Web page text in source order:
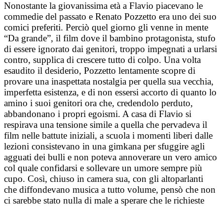
Nonostante la giovanissima età a Flavio piacevano le
commedie del passato e Renato Pozzetto era uno dei suo
comici preferiti. Perciò quel giorno gli venne in mente
“Da grande”, il film dove il bambino protagonista, stufo
di essere ignorato dai genitori, troppo impegnati a urlarsi
contro, supplica di crescere tutto di colpo. Una volta
esaudito il desiderio, Pozzetto lentamente scopre di
provare una inaspettata nostalgia per quella sua vecchia,
imperfetta esistenza, e di non essersi accorto di quanto lo
amino i suoi genitori ora che, credendolo perduto,
abbandonano i propri egoismi. A casa di Flavio si
respirava una tensione simile a quella che pervadeva il
film nelle battute iniziali, a scuola i momenti liberi dalle
lezioni consistevano in una gimkana per sfuggire agli
agguati dei bulli e non poteva annoverare un vero amico
col quale confidarsi e sollevare un umore sempre più
cupo. Così, chiuso in camera sua, con gli altoparlanti
che diffondevano musica a tutto volume, pensò che non
ci sarebbe stato nulla di male a sperare che le richieste